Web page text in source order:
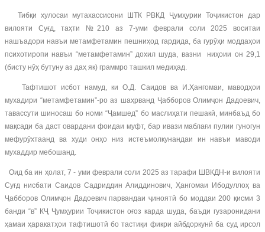
Тибқи хулосаи мутахассисони ШТК РВКД Ҷумҳурии Тоҷикистон дар
вилояти Суғд, таҳти №210 аз 7-уми феврали соли 2025 воситаи
нашъадори навъи метамфетамин пешниҳод гардида, ба гурӯҳи моддаҳои
психотиропи навъи “метамфетамин” дохил шуда, вазни ниҳоии он 29,1
(бисту нӯҳ бутуну аз даҳ як) граммро ташкил медиҳад.
Тафтишот исбот намуд, ки О.Д. Саидов ва И.Ҳангомаи, маводҳои
мухадири “метамфетамин”-ро аз шаҳрванд Ҷабборов Олимҷон Дадоевич,
тавассути шиносаш бо номи “Ҷамшед” бо маслиҳати пешакӣ, минбаъд бо
мақсади ба даст овардани фоидаи муфт, бар ивази маблағи пулии гуногун
мефурӯхтаанд ва худи онҳо низ истеъмолкунандаи ин навъи маводи
мухаддир мебошанд.
Оид ба ин ҳолат, 7 - уми феврали соли 2025 аз тарафи ШВКДН-и вилояти
Суғд нисбати Саидов Садриддин Алиддинович, Ҳангомаи Ибодуллоҳ ва
Ҷабборов Олимҷон Дадоевич парвандаи ҷиноятӣ бо моддаи 200 қисми 3
банди “в” КҶ Ҷумҳурии Тоҷикистон оғоз карда шуда, баъди гузаронидани
ҳамаи ҳаракатҳои тафтишотӣ бо тастиқи фикри айбдоркунӣ ба суд ирсол